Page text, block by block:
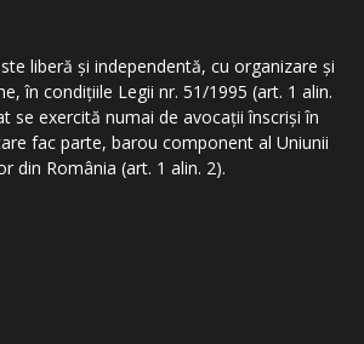
liberă şi independentă, cu organizare şi
în condiţiile Legii nr. 51/1995 (art. 1 alin.
se exercită numai de avocaţii înscrişi în
fac parte, barou component al Uniunii
din România (art. 1 alin. 2).